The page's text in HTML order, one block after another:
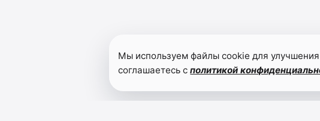
Мы используем файлы cookie для
соглашаетесь сполитикой